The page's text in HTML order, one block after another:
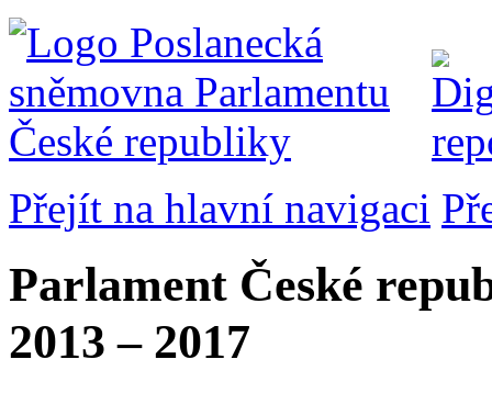
Přejít na hlavní navigaci
Parlament České
2013 – 2017